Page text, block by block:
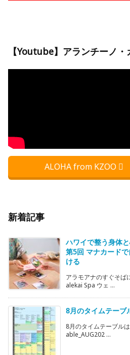
【Youtube】アランチーノ・
ALOHA from KZOO
新着記事
ハワイで整う身体
第5回 マナカード
ける
アラモアナのすぐそば
alekai Spa ウェ ...
8月のタイムテーブ
8月のタイムテーブル
able_AUG202 ...